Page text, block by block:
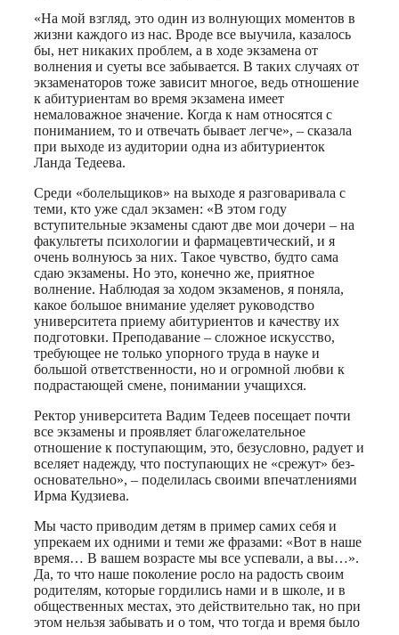
«На мой взгляд, это один из волнующих моментов в
жизни каждого из нас. Вроде все выучила, казалось
бы, нет никаких проблем, а в ходе экзамена от
волнения и суеты все забывается. В таких случаях от
экзаменаторов тоже зависит многое, ведь отношение
к абитуриентам во время экзамена имеет
немаловажное значение. Когда к нам относятся с
пониманием, то и отвечать бывает легче», – сказала
при выходе из аудитории одна из абитуриенток
Ланда Тедеева.
Среди «болельщиков» на выходе я разговаривала с
теми, кто уже сдал экзамен: «В этом году
вступительные экзамены сдают две мои дочери – на
факультеты психологии и фармацевтический, и я
очень волнуюсь за них. Такое чувство, будто сама
сдаю экзамены. Но это, конечно же, приятное
волнение. Наблюдая за ходом экзаменов, я поняла,
какое большое внимание уделяет руководство
университета приему абитуриентов и качеству их
подготовки. Преподавание – сложное искусство,
требующее не только упорного труда в науке и
большой ответственности, но и огромной любви к
подрастающей смене, понимании учащихся.
Ректор университета Вадим Тедеев посещает почти
все экзамены и проявляет благожелательное
отношение к поступающим, это, безусловно, радует и
вселяет надежду, что поступающих не «срежут» без-
основательно», – поделилась своими впечатлениями
Ирма Кудзиева.
Мы часто приводим детям в пример самих себя и
упрекаем их одними и теми же фразами: «Вот в наше
время… В вашем возрасте мы все успевали, а вы…».
Да, то что наше поколение росло на радость своим
родителям, которые гордились нами и в школе, и в
общественных местах, это действительно так, но при
этом нельзя забывать и о том, что тогда и время было